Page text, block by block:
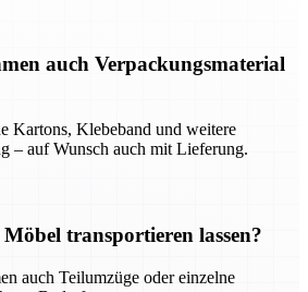
auch Verpackungsmaterial
Kartons, Klebeband und weitere
– auf Wunsch auch mit Lieferung.
transportieren lassen?
auch Teilumzüge oder einzelne